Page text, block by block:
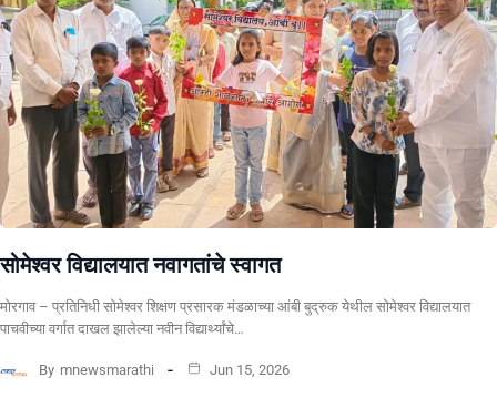
सोमेश्वर विद्यालयात नवागतांचे स्वागत
मोरगाव – प्रतिनिधी सोमेश्वर शिक्षण प्रसारक मंडळाच्या आंबी बुद्रुक येथील सोमेश्वर विद्यालयात
पाचवीच्या वर्गात दाखल झालेल्या नवीन विद्यार्थ्यांचे…
By mnewsmarathi Jun 15, 2026